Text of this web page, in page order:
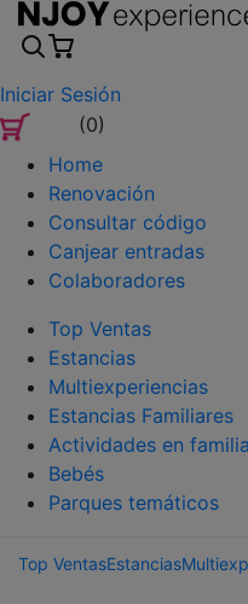
Iniciar Sesión
(0)
Home
Renovación
Consultar código
Canjear entradas
Colaboradores
Top Ventas
Estancias
Multiexperiencias
Estancias Familiares
Actividades en familia
Bebés
Parques temáticos
Top VentasEstancias